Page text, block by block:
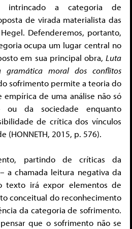
intrincado a categoria de
de virada materialista das
Defenderemos, portanto,
ocupa um lugar central no
em sua principal obra, Luta
gramática moral dos conflitos
sofrimento permite a teoria do
empírica de uma análise não só
ou da sociedade enquanto
de crítica dos vínculos
(HONNETH, 2015, p. 576).
partindo de críticas da
a chamada leitura negativa da
texto irá expor elementos de
conceitual do reconhecimento
da categoria de sofrimento.
que o sofrimento não se